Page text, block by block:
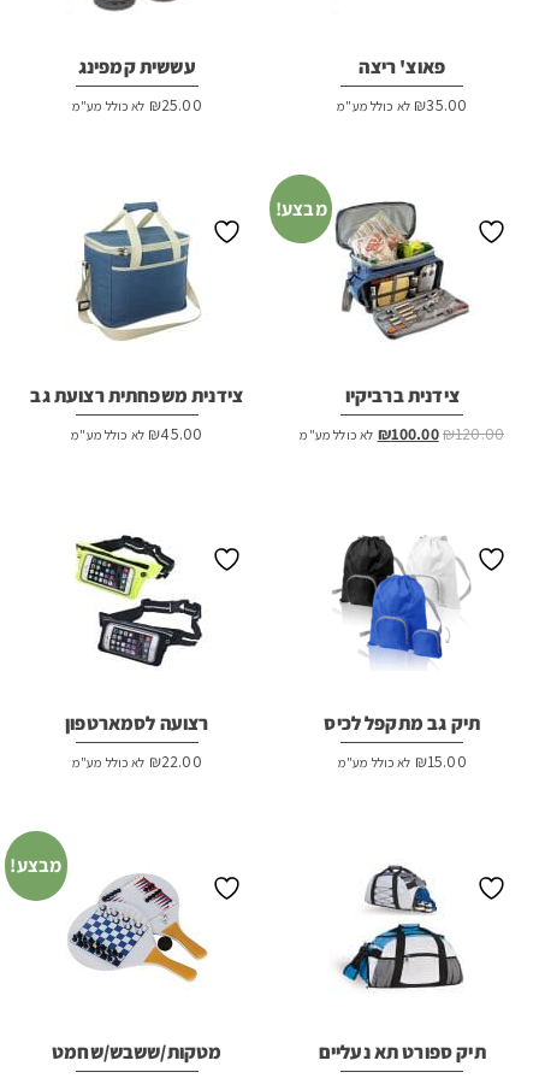
פאוצ' ריצה
₪35.00 לא כולל מע"מ
עששית קמפינג
₪25.00 לא כולל מע"מ
מבצע!
צידנית ברביקיו
₪120.00
המחיר ₪100.00 המחיר
לא כולל מע"מ
צידנית משפחתית רצועת גב
₪45.00 לא כולל מע"מ
תיק גב מתקפל לכיס
₪15.00 לא כולל מע"מ
רצועה לסמארטפון
₪22.00 לא כולל מע"מ
תיק ספורט תא נעליים
מבצע!
מטקות/ששבש/שחמט